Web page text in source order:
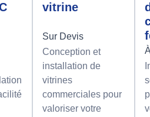
vitrine
Sur Devis
Conception et
installation de
vitrines
commerciales pour
valoriser votre